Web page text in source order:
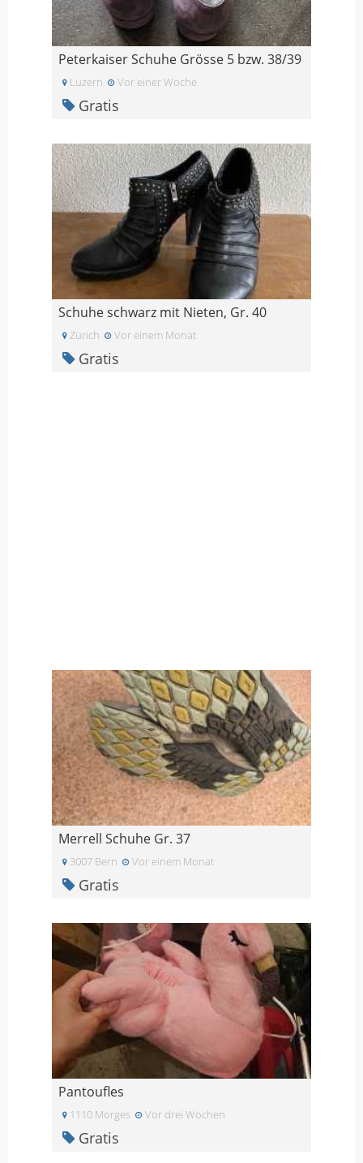
Peterkaiser Schuhe Grösse 5 bzw. 38/39
Luzern Vor einer Woche
Gratis
Schuhe schwarz mit Nieten, Gr. 40
Zürich Vor einem Monat
Gratis
Merrell Schuhe Gr. 37
3007 Bern Vor einem Monat
Gratis
Pantoufles
1110 Morges Vor drei Wochen
Gratis